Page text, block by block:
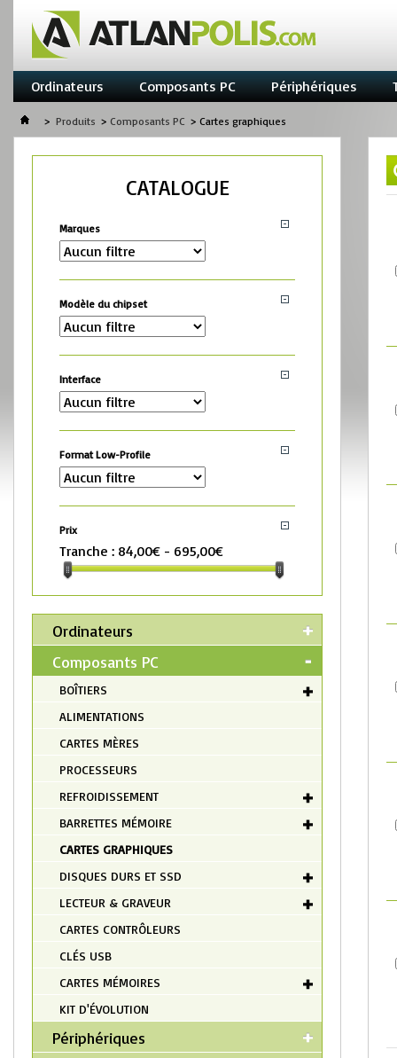
Ordinateurs Composants PC Périphériques
> Produits > Composants PC > Cartes graphiques
CATALOGUE
Marques
Modèle du chipset
Interface
Format Low-Profile
Prix
Tranche : 84,00€ - 695,00€
Ordinateurs
Composants PC
BOÎTIERS
ALIMENTATIONS
CARTES MÈRES
PROCESSEURS
REFROIDISSEMENT
BARRETTES MÉMOIRE
CARTES GRAPHIQUES
DISQUES DURS ET SSD
LECTEUR & GRAVEUR
CARTES CONTRÔLEURS
CLÉS USB
CARTES MÉMOIRES
KIT D'ÉVOLUTION
Périphériques